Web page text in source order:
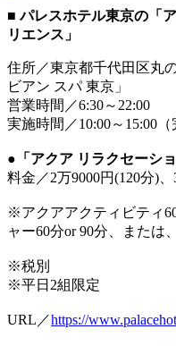
■ パレスホテル東京の「
リエンス」
住所／東京都千代田区丸
ビアン スパ 東京」
営業時間／6:30～22:00
実施時間／10:00～15:00（
● 「アクア リラクセーシ
料金／2万9000円(120分)
※アクアアクティビティ
ャー60分or 90分、または
※税別
※平日2組限定
URL／https://